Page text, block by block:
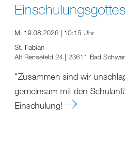
Mi 19.08.2026 | 10:15 Uhr
St. Fabian
Alt Rensefeld 24 | 23611 Bad
"Zusammen sind wir
gemeinsam mit den
Einschulung!